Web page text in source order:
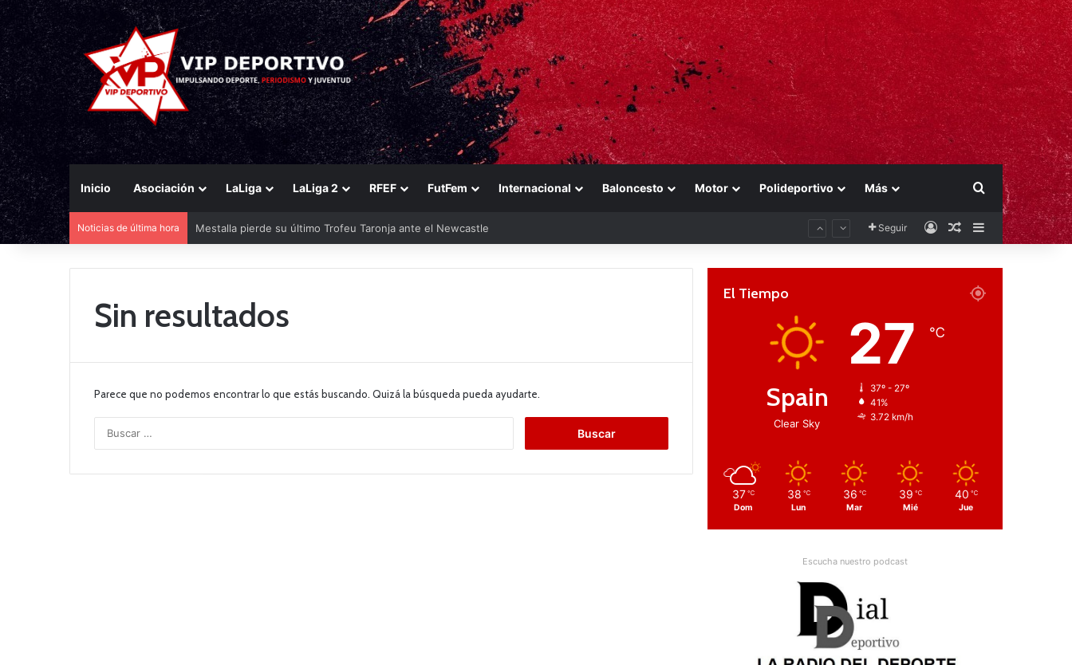
Inicio Asociación LaLiga LaLiga 2 RFEF FutFem Internacional Baloncesto Motor Polideportivo Más Buscar por
Noticias de última hora Mestalla pierde su último Trofeu Taronja ante el Newcastle Seguir AccesoPublicación al
Barra lateral
Sin resultados
Parece que no podemos encontrar lo que estás buscando. Quizá la búsqueda pueda ayudarte.
c
El Tiempo
Spain
Clear Sky
27 ℃
37º - 27º
41%
3.72 km/h
37 ℃
Dom
38 ℃
Lun
36 ℃
Mar
39 ℃
Mié
40 ℃
Jue
Escucha nuestro podcast